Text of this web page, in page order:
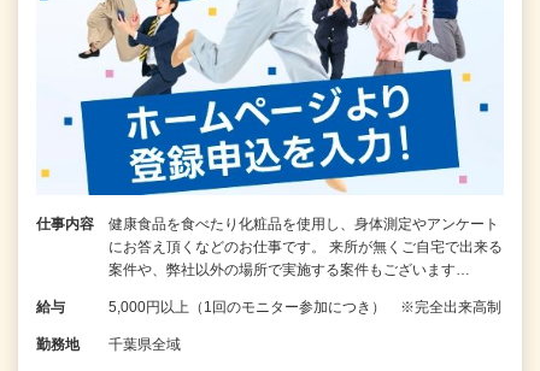
仕事内容
健康食品を食べたり化粧品を使用し、身体測定やアンケート
にお答え頂くなどのお仕事です。 来所が無くご自宅で出来る
案件や、弊社以外の場所で実施する案件もございます…
給与 5,000円以上（1回のモニター参加につき） ※完全出来高制
勤務地 千葉県全域